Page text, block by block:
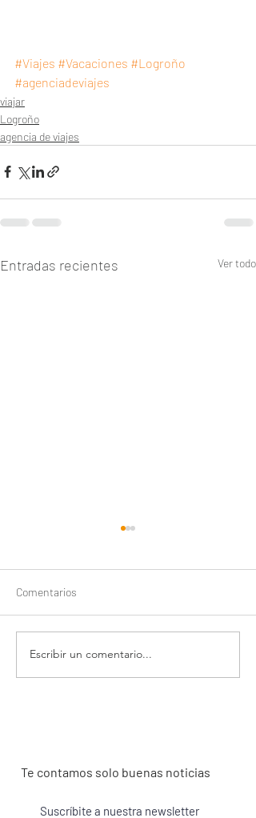
#Viajes #Vacaciones #Logroño
#agenciadeviajes
viajar
Logroño
agencia de viajes
Entradas recientes Ver todo
Amor, tranquilidad y
naturaleza, San Valentín en
Comentarios
Escribir un comentario...
Te contamos solo buenas noticias